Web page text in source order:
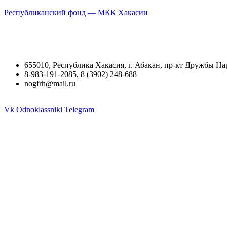
Республиканский фонд — МКК Хакасии
655010, Республика Хакасия, г. Абакан, пр-кт Дружбы
8-983-191-2085, 8 (3902) 248-688
nogfrh@mail.ru
Vk Odnoklassniki Telegram